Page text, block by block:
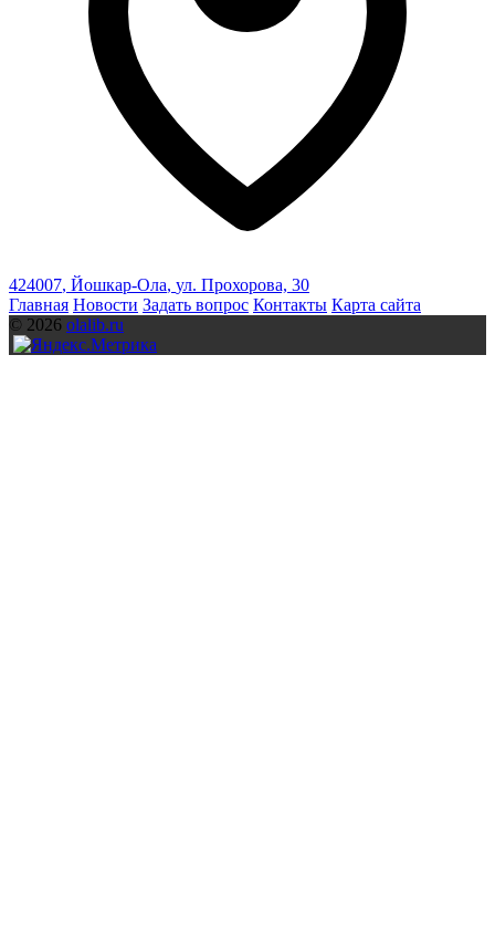
424007, Йошкар-Ола, ул. Прохорова, 30
Главная Новости Задать вопрос Контакты Карта сайта
© 2026 olalib.ru